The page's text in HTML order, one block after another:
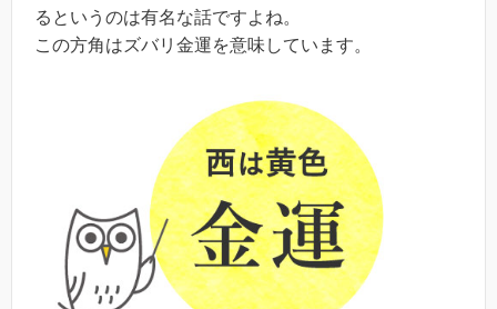
るというのは有名な話ですよね。
この方角はズバリ金運を意味しています。